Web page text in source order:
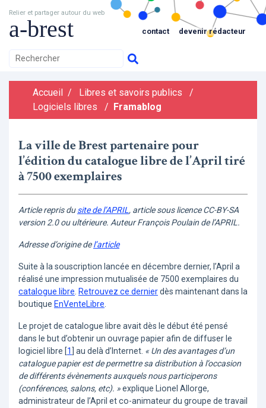
Relier et partager autour du web
a-brest contact devenir rédacteur
Accueil / Libres et savoirs publics
/
Logiciels libres
/ Framablog
La ville de Brest partenaire pour
l’édition du catalogue libre de l’April tiré
à 7500 exemplaires
Article repris dusite de l’APRIL, article sous licence CC-BY-SA
version 2.0 ou ultérieure. Auteur François Poulain de l’APRIL.
Adresse d’origine del’article
Suite à la souscription lancée en décembre dernier, l’April a
réalisé une impression mutualisée de 7500 exemplaires du
catalogue libre. Retrouvez ce dernierdès maintenant dans la
boutique EnVenteLibre.
Le projet de catalogue libre avait dès le début été pensé
dans le but d’obtenir un ouvrage papier afin de diffuser le
logiciel libre [1 au delà d’Internet. « Un des avantages d’un
catalogue papier est de permettre sa distribution à l’occasion
de différents évènements auxquels nous participerons
(conférences, salons, etc). »explique Lionel Allorge,
administrateur de l’April et co-animateur du groupe de travail